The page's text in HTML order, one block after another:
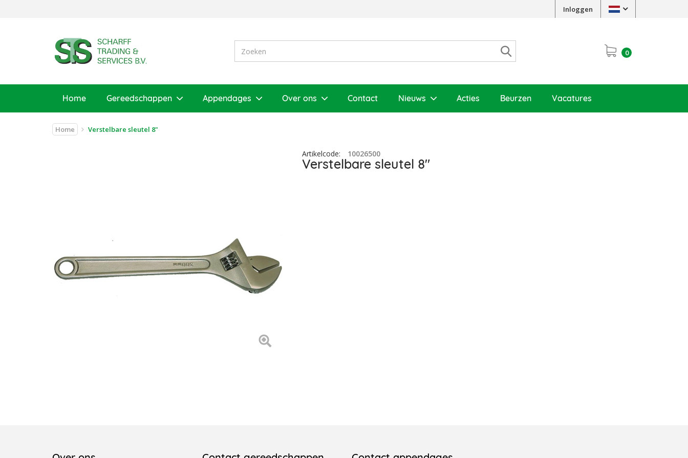
Inloggen
0
Home Gereedschappen Appendages Over ons Contact Nieuws Acties Beurzen Vacatures
Home Verstelbare sleutel 8"
Artikelcode: 10026500
Verstelbare sleutel 8"